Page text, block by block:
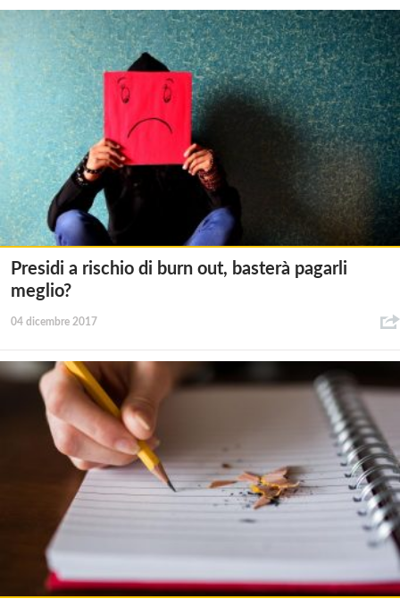
Presidi a rischio di burn out, basterà pagarli
meglio?
04 dicembre 2017